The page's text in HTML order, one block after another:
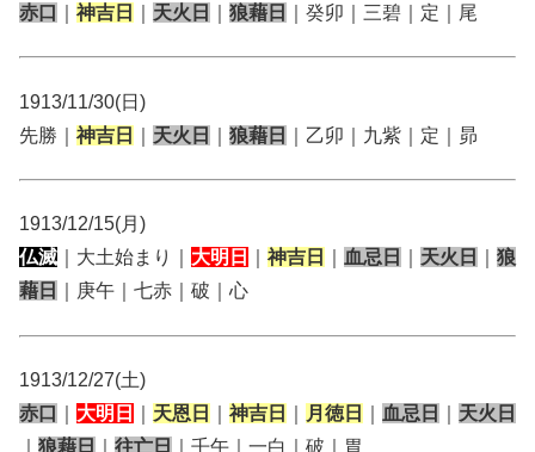
赤口
神吉日 天火日 狼藉日 ｜癸卯｜三碧｜定｜尾
1913/11/30(日)
先勝｜ 神吉日 天火日 狼藉日 ｜乙卯｜九紫｜定｜昴
1913/12/15(月)
仏滅 ｜大土始まり｜ 大明日 神吉日 血忌日 天火日
狼
藉日
｜庚午｜七赤｜破｜心
1913/12/27(土)
赤口
大明日 天恩日 神吉日 月徳日 血忌日
天火日
狼藉日 往亡日 ｜壬午｜一白｜破｜胃